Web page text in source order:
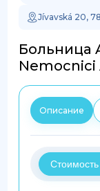
Jívavská 20,
Больница
Nemocnici
Описание